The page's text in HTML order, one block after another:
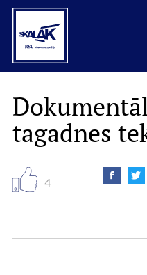
Skip
main
content
Mobile
galvenā
izvēlne
Raksti
Vizuāli stāsti
Sarunas
tagadnes
4